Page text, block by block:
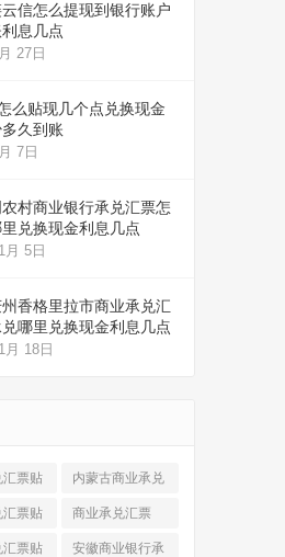
信怎么提现到银行账户
息几点
27日
么贴现几个点兑换现金
久到账
7日
村商业银行承兑汇票怎
兑换现金利息几点
月 5日
香格里拉市商业承兑汇
哪里兑换现金利息几点
月 18日
汇票贴
内蒙古商业承兑
汇票(316)
汇票贴
商业承兑汇票
(225)
汇票贴
安徽商业银行承